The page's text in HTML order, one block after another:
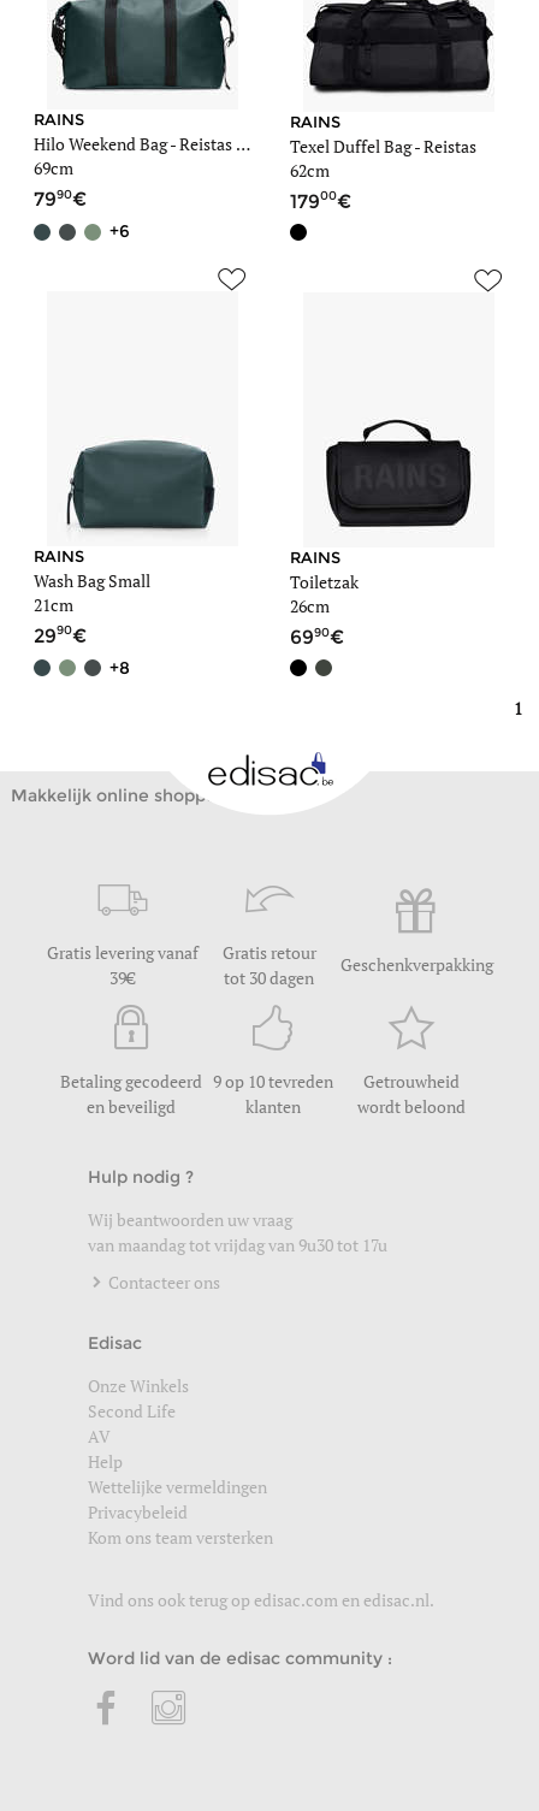
RAINS
Hilo Weekend Bag - Reistas voor cabine
69cm
7990
+6
RAINS
Texel Duffel Bag - Reistas
62cm
17900
RAINS
Wash Bag Small
21cm
2990
+8
RAINS
Toiletzak
26cm
6990
1
Makkelijk online shoppen
Gratis levering vanaf
39
Gratis retour
tot 30 dagen
Geschenkverpakking
Betaling gecodeerd
en beveiligd
9 op 10 tevreden
klanten
Getrouwheid
wordt beloond
Hulp nodig ?
Wij beantwoorden uw vraag
van maandag tot vrijdag van 9u30 tot 17u
Contacteer ons
Edisac
Onze Winkels
Second Life
AV
Help
Wettelijke vermeldingen
Privacybeleid
Kom ons team versterken
Vind ons ook terug opedisac.comenedisac.nl.
Word lid van de edisac community :